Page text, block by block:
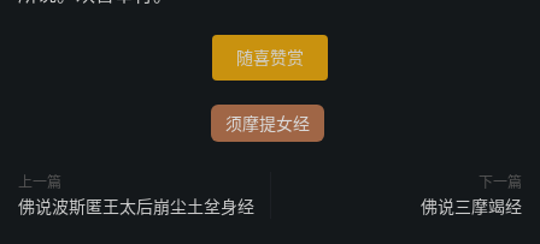
随喜赞赏
须摩提女经
上一篇
佛说波斯匿王太后崩尘土坌身经
下一篇
佛说三摩竭经